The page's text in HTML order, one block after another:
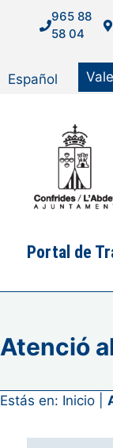
965 88
58 04
Español
Portal de
Atenció
Estás en: Inicio